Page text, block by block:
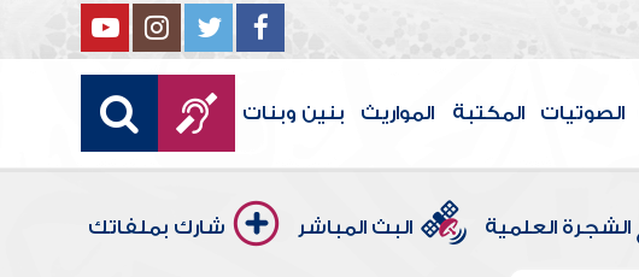
الصوتيات المكتبة المواريث بنين وبنات
الشجرة العلمية البث المباشر شارك بملفاتك